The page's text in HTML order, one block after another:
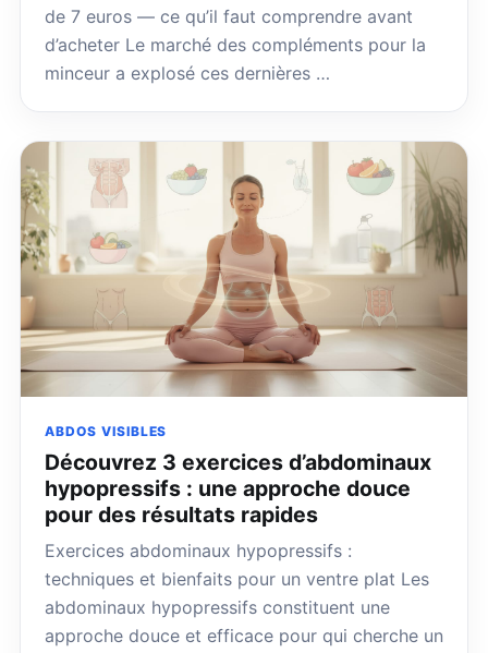
de 7 euros — ce qu’il faut comprendre avant
d’acheter Le marché des compléments pour la
minceur a explosé ces dernières …
ABDOS VISIBLES
Découvrez 3 exercices d’abdominaux
hypopressifs : une approche douce
pour des résultats rapides
Exercices abdominaux hypopressifs :
techniques et bienfaits pour un ventre plat Les
abdominaux hypopressifs constituent une
approche douce et efficace pour qui cherche un